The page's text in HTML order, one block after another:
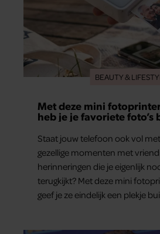
BEAUTY &
Met deze mini
heb je je favoriete foto’s
Staat jouw telefoon ook vol
gezellige momenten met
herinneringen die je eigenlijk
terugkijkt? Met deze mini
geef je ze eindelijk een plekje